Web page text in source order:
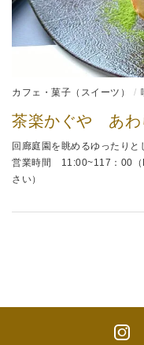
カフェ・菓子（スイーツ）
茶楽かぐや あわ
回廊庭園を眺めるゆったり
営業時間 11:00~117：00（
さい）